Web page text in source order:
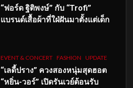
“ฟอร์ด ฐิติพงษ์” กับ “Trofi”
แบรนด์เสื้อผ้าที่ใฝ่ฝันมาตั้งแต่เด็ก
EVENT & CONCERT FASHION UPDATE
“เลดี้ปราง” ควงสองหนุ่มสุดฮอต
“หยิ่น-วอร์” เปิดรันเวย์ต้อนรับ